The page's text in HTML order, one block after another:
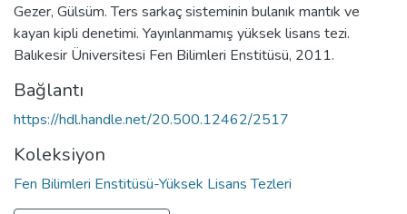
Gezer, Gülsüm. Ters sarkaç sisteminin bulanık mantık ve
kayan kipli denetimi. Yayınlanmamış yüksek lisans tezi.
Balıkesir Üniversitesi Fen Bilimleri Enstitüsü, 2011.
Bağlantı
https://hdl.handle.net/20.500.12462/2517
Koleksiyon
Fen Bilimleri Enstitüsü-Yüksek Lisans Tezleri